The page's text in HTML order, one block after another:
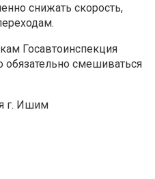
снижать скорость,
Госавтоинспекция
обязательно смешиваться
г. Ишим